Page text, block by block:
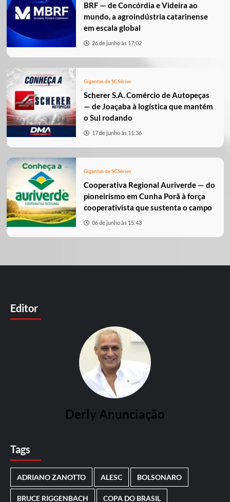
BRF — de Concórdia e Videira ao
mundo, a agroindústria catarinense
em escala global
26 de junho às 17:02
Gigantes de SCSéries
Scherer S.A. Comércio de Autopeças
— de Joaçaba à logística que mantém
o Sul rodando
17 de junho às 11:36
Gigantes de SCSéries
Cooperativa Regional Auriverde — do
pioneirismo em Cunha Porã à força
cooperativista que sustenta o campo
06 de junho às 15:43
Editor
Derly Anunciação
Tags
ADRIANO ZANOTTO ALESC BOLSONARO
BRUCE RIGGENBACH COPA DO BRASIL